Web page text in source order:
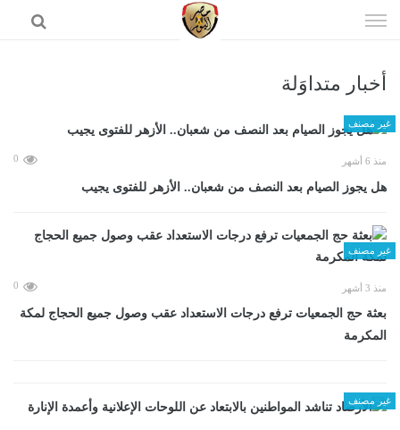
الى
أخبار متداوَلة
غير مصنف
منذ 6 أشهر 0
هل يجوز الصيام بعد النصف من شعبان.. الأزهر للفتوى يجيب
غير مصنف
منذ 3 أشهر 0
بعثة حج الجمعيات ترفع درجات الاستعداد عقب وصول جميع الحجاج لمكة
المكرمة
غير مصنف